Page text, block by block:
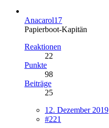
Anacarol17
Papierboot-Kapitän
Reaktionen
22
Punkte
98
Beiträge
25
12. Dezember 2019
#221